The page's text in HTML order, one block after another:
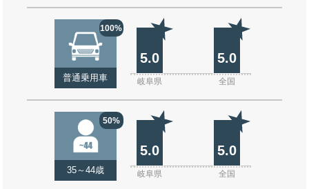
100%
普通乗用車
5.0 5.0
岐阜県 全国
50%
35～44歳
5.0 5.0
岐阜県 全国